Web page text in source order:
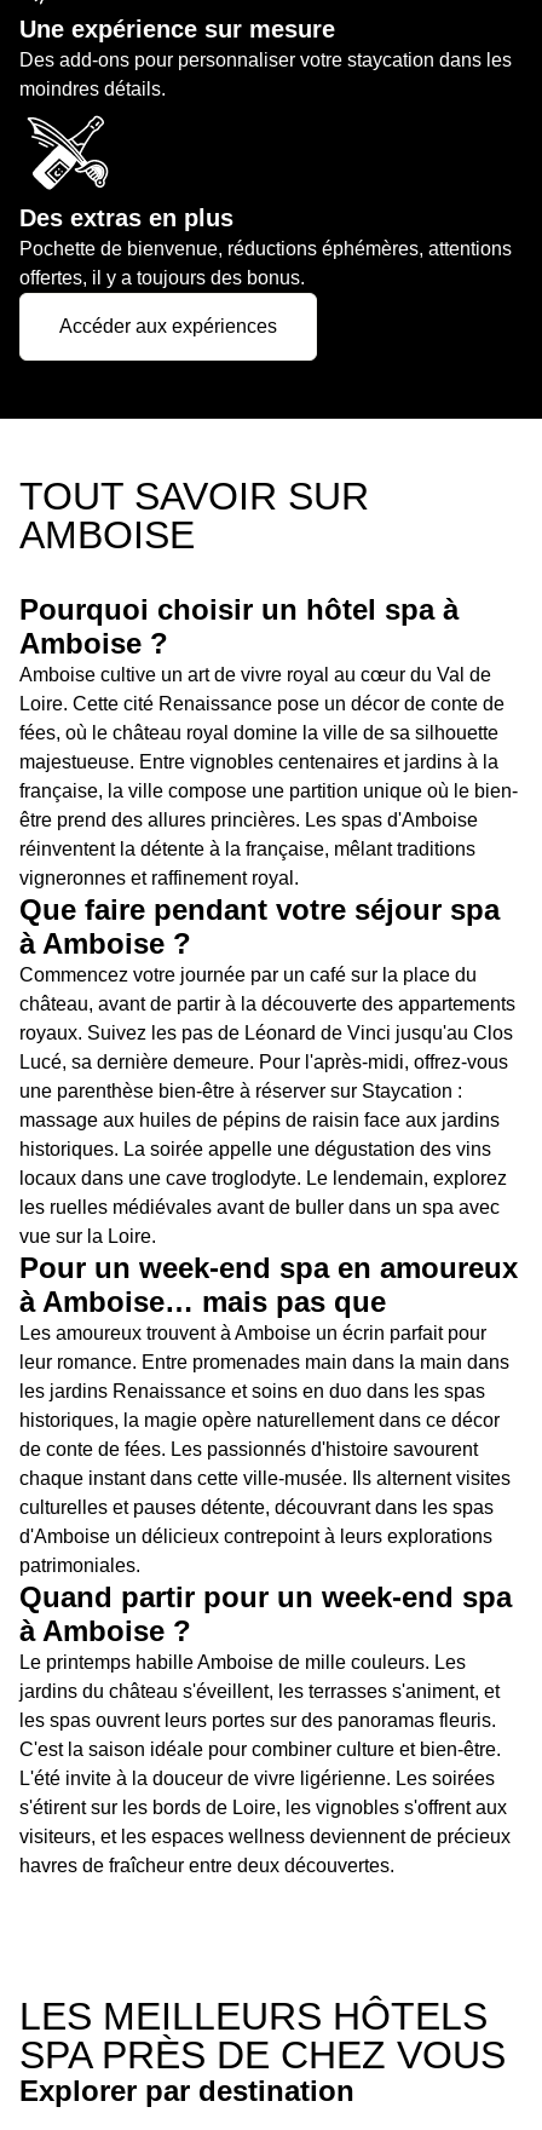
Une expérience sur mesure
Des add-ons pour personnaliser votre staycation dans les
moindres détails.
Des extras en plus
Pochette de bienvenue, réductions éphémères, attentions
offertes, il y a toujours des bonus.
Accéder aux expériences
TOUT SAVOIR SUR
AMBOISE
Pourquoi choisir un hôtel spa à
Amboise ?
Amboise cultive un art de vivre royal au cœur du Val de
Loire. Cette cité Renaissance pose un décor de conte de
fées, où le château royal domine la ville de sa silhouette
majestueuse. Entre vignobles centenaires et jardins à la
française, la ville compose une partition unique où le bien-
être prend des allures princières. Les spas d'Amboise
réinventent la détente à la française, mêlant traditions
vigneronnes et raffinement royal.
Que faire pendant votre séjour spa
à Amboise ?
Commencez votre journée par un café sur la place du
château, avant de partir à la découverte des appartements
royaux. Suivez les pas de Léonard de Vinci jusqu'au Clos
Lucé, sa dernière demeure. Pour l'après-midi, offrez-vous
une parenthèse bien-être à réserver sur Staycation :
massage aux huiles de pépins de raisin face aux jardins
historiques. La soirée appelle une dégustation des vins
locaux dans une cave troglodyte. Le lendemain, explorez
les ruelles médiévales avant de buller dans un spa avec
vue sur la Loire.
Pour un week-end spa en amoureux
à Amboise… mais pas que
Les amoureux trouvent à Amboise un écrin parfait pour
leur romance. Entre promenades main dans la main dans
les jardins Renaissance et soins en duo dans les spas
historiques, la magie opère naturellement dans ce décor
de conte de fées. Les passionnés d'histoire savourent
chaque instant dans cette ville-musée. Ils alternent visites
culturelles et pauses détente, découvrant dans les spas
d'Amboise un délicieux contrepoint à leurs explorations
patrimoniales.
Quand partir pour un week-end spa
à Amboise ?
Le printemps habille Amboise de mille couleurs. Les
jardins du château s'éveillent, les terrasses s'animent, et
les spas ouvrent leurs portes sur des panoramas fleuris.
C'est la saison idéale pour combiner culture et bien-être.
L'été invite à la douceur de vivre ligérienne. Les soirées
s'étirent sur les bords de Loire, les vignobles s'offrent aux
visiteurs, et les espaces wellness deviennent de précieux
havres de fraîcheur entre deux découvertes.
LES MEILLEURS HÔTELS
SPA PRÈS DE CHEZ VOUS
Explorer par destination